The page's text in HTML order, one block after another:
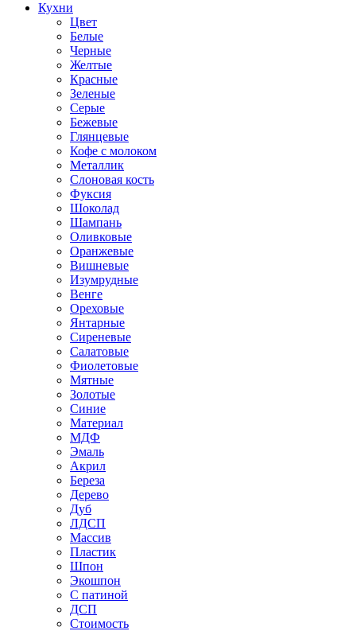
Кухни
Цвет
Белые
Черные
Желтые
Красные
Зеленые
Серые
Бежевые
Глянцевые
Кофе с молоком
Металлик
Слоновая кость
Фуксия
Шоколад
Шампань
Оливковые
Оранжевые
Вишневые
Изумрудные
Венге
Ореховые
Янтарные
Сиреневые
Салатовые
Фиолетовые
Мятные
Золотые
Синие
Материал
МДФ
Эмаль
Акрил
Береза
Дерево
Дуб
ЛДСП
Массив
Пластик
Шпон
Экошпон
С патиной
ДСП
Стоимость